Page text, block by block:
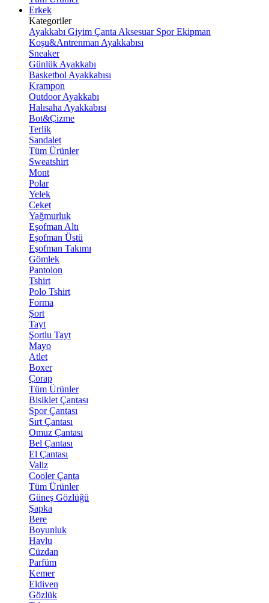
Erkek
Kategoriler
Ayakkabı Giyim Çanta Aksesuar Spor Ekipman
Koşu&Antrenman Ayakkabısı
Sneaker
Günlük Ayakkabı
Basketbol Ayakkabısı
Krampon
Outdoor Ayakkabı
Halısaha Ayakkabısı
Bot&Çizme
Terlik
Sandalet
Tüm Ürünler
Sweatshirt
Mont
Polar
Yelek
Ceket
Yağmurluk
Eşofman Altı
Eşofman Üstü
Eşofman Takımı
Gömlek
Pantolon
Tshirt
Polo Tshirt
Forma
Şort
Tayt
Şortlu Tayt
Mayo
Atlet
Boxer
Çorap
Tüm Ürünler
Bisiklet Çantası
Spor Çantası
Sırt Çantası
Omuz Çantası
Bel Çantası
El Çantası
Valiz
Cooler Çanta
Tüm Ürünler
Güneş Gözlüğü
Şapka
Bere
Boyunluk
Havlu
Cüzdan
Parfüm
Kemer
Eldiven
Gözlük